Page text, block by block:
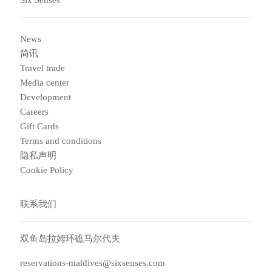
News
简讯
Travel trade
Media center
Development
Careers
Gift Cards
Terms and conditions
隐私声明
Cookie Policy
联系我们
双鱼岛拉姆环礁马尔代夫
reservations-maldives@sixsenses.com